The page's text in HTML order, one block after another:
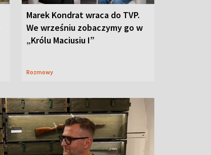
Marek Kondrat wraca do TVP.
We wrześniu zobaczymy go w
„Królu Maciusiu I”
Rozmowy